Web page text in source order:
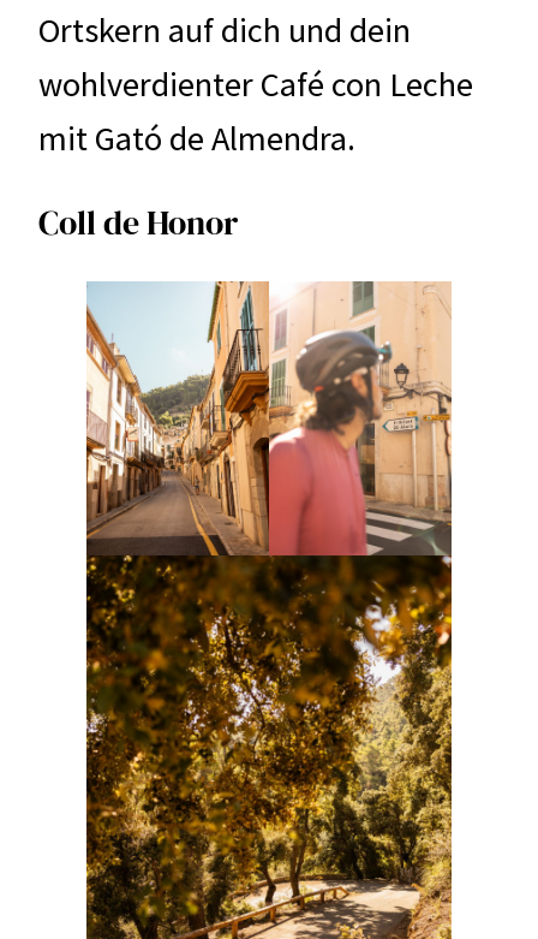
Ortskern auf dich und dein
wohlverdienter Café con Leche
mit Gató de Almendra.
Coll de Honor